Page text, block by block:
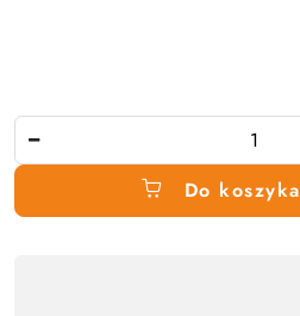
Do koszyka